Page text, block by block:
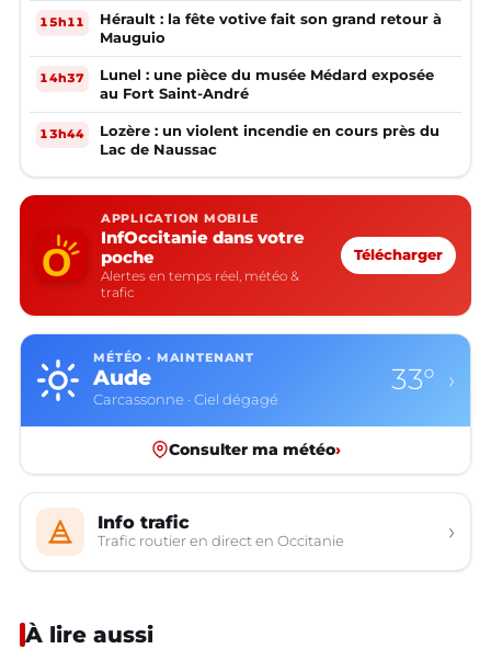
15h11
Hérault : la fête votive fait son grand retour à
Mauguio
14h37
Lunel : une pièce du musée Médard exposée
au Fort Saint-André
13h44
Lozère : un violent incendie en cours près du
Lac de Naussac
APPLICATION MOBILE
InfOccitanie dans votre
poche
Alertes en temps réel, météo &
trafic
Télécharger
MÉTÉO · MAINTENANT
Aude
Carcassonne · Ciel dégagé
33° ›
Consulter ma météo›
Info trafic
Trafic routier en direct en Occitanie ›
À lire aussi